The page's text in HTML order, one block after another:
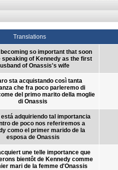
Translations
so important that soon
speaking of Kennedy as the first
of Onassis's wife
sta acquistando così tanta
che fra poco parleremo di
del primo marito della moglie
di Onassis
adquiriendo tal importancia
de poco nos referiremos a
como el primer marido de la
esposa de Onassis
une telle importance que
bientôt de Kennedy comme
mari de la femme d'Onassis